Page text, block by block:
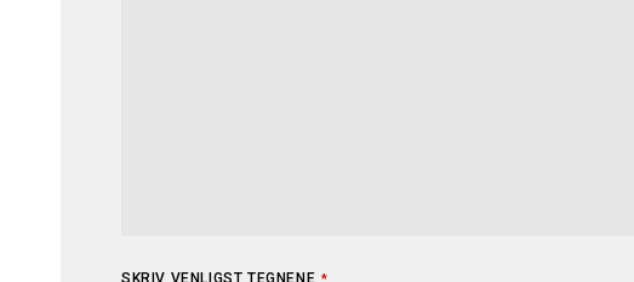
EMAIL
SKRIV VENLIGST TEGNENE